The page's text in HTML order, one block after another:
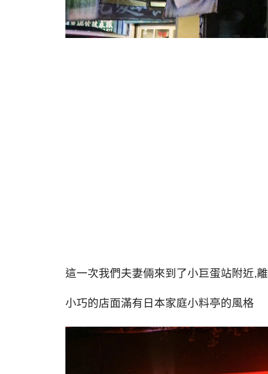
這一次我們夫妻倆來到了小巨蛋站附近,離
小巧的店面滿有日本家庭小料亭的風格